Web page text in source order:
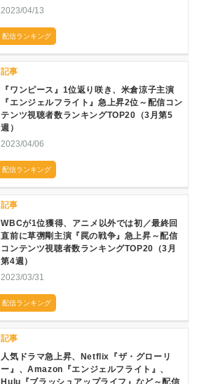
2023/04/13
配信ランキング
記事
『ワンピース』1位返り咲き、米倉涼子主演
『エンジェルフライト』急上昇2位～配信コン
テンツ視聴者数ランキングTOP20（3月第5
週）
2023/04/06
配信ランキング
記事
WBCが1位獲得、アニメ以外では初／最終回
直前に草彅剛主演『罠の戦争』急上昇～配信
コンテンツ視聴者数ランキングTOP20（3月
第4週）
2023/03/31
配信ランキング
記事
人気ドラマ急上昇、Netflix『ザ・グローリ
ー』、Amazon『エンジェルフライト』、
Hulu『ブラッシュアップライフ』など～配信